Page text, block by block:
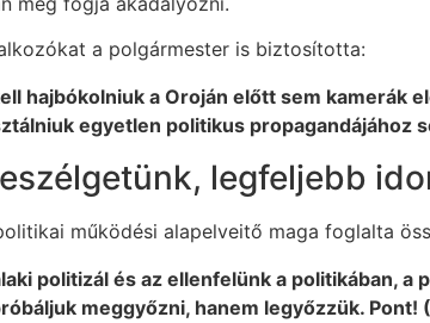
a polgármester is biztosította:
hajbókolniuk a Oroján előtt sem kamerák
egyetlen politikus propagandájához
legfeljebb
működési alapelveitő maga foglalta
politizál és az ellenfelünk a politikában,
meggyőzni, hanem legyőzzük.